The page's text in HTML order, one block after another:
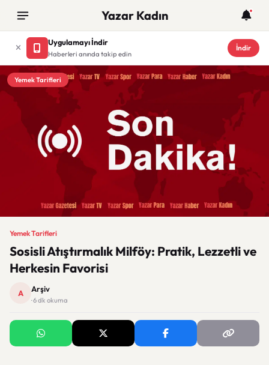
Yazar Kadın
Uygulamayı İndir
Haberleri anında takip edin
İndir
Yemek Tarifleri
Yemek Tarifleri
Sosisli Atıştırmalık Milföy: Pratik, Lezzetli ve
Herkesin Favorisi
A Arşiv
· 6 dk okuma